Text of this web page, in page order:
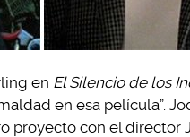
en El Silencio de los
en esa película”.
proyecto con el director